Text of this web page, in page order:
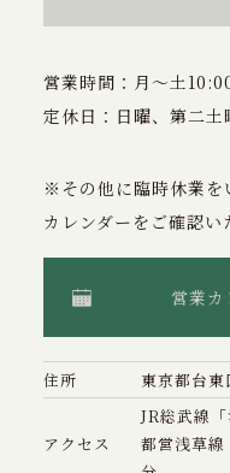
営業時間：月〜土
定休日：日曜、第二土
※その他に臨時休業を
カレンダーをご確認い
営業カ
住所 東京都台
アクセス
JR総武線
都営浅草